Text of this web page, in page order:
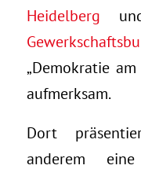
Heidelberg
„Demokratie
aufmerksam.
Dort
anderem